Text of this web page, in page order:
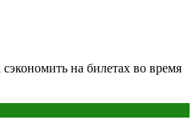
на билетах во время